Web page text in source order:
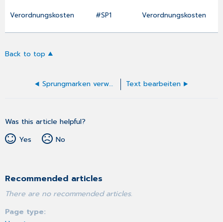
Verordnungskosten #SP1 Verordnungskosten
Back to top
Sprungmarken verwenden Text bearbeiten
Was this article helpful?
Yes
No
Recommended articles
There are no recommended articles.
Page type